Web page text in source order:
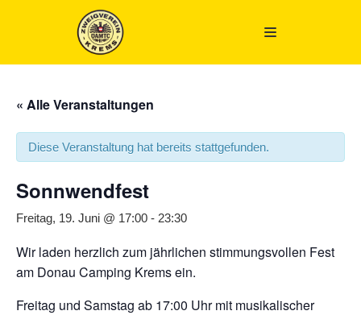
« Alle Veranstaltungen
Diese Veranstaltung hat bereits stattgefunden.
Sonnwendfest
Freitag, 19. Juni @ 17:00 - 23:30
Wir laden herzlich zum jährlichen stimmungsvollen Fest
am Donau Camping Kremsein.
Freitag und Samstag ab 17:00 Uhr mit musikalischer